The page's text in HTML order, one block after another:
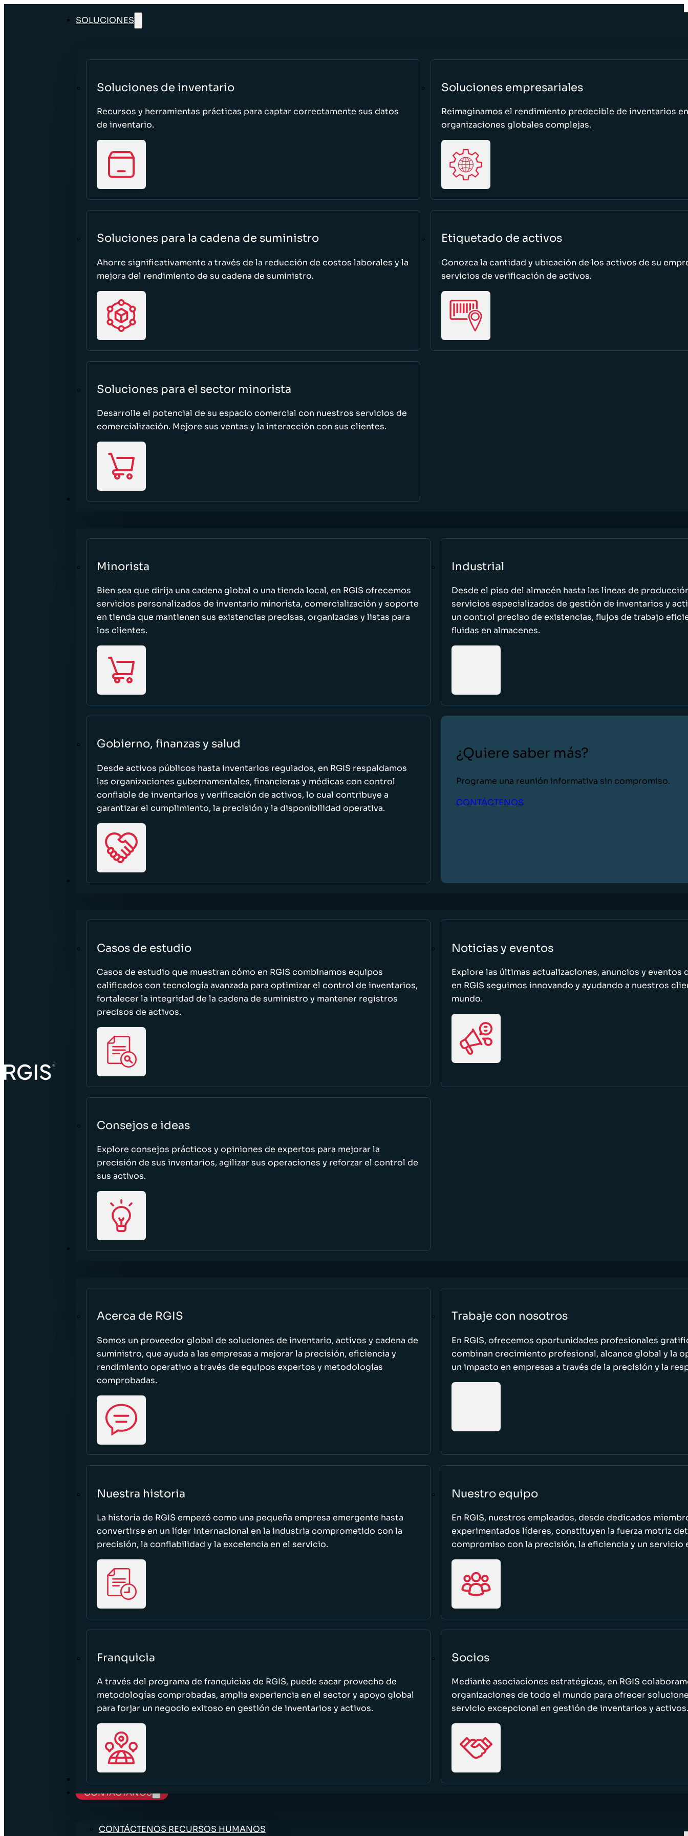
SOLUCIONES
Soluciones de inventario
Recursos y herramientas prácticas para captar correctamente sus datos
de inventario.
Soluciones empresariales
Reimaginamos el rendimiento predecible de inventarios en
organizaciones globales complejas.
Soluciones para la cadena de suministro
Ahorre significativamente a través de la reducción de costos laborales y la
mejora del rendimiento de su cadena de suministro.
Etiquetado de activos
Conozca la cantidad y ubicación de los activos de su
servicios de verificación de activos.
Soluciones para el sector minorista
Desarrolle el potencial de su espacio comercial con nuestros servicios de
comercialización. Mejore sus ventas y la interacción con sus clientes.
SECTORES
Minorista
Bien sea que dirija una cadena global o una tienda local, en RGIS ofrecemos
servicios personalizados de inventario minorista, comercialización y soporte
en tienda que mantienen sus existencias precisas, organizadas y listas para
los clientes.
Industrial
Desde el piso del almacén hasta las líneas de
servicios especializados de gestión de inventarios y
un control preciso de existencias, flujos de trabajo
fluidas en almacenes.
Gobierno, finanzas y salud
Desde activos públicos hasta inventarios regulados, en RGIS respaldamos
las organizaciones gubernamentales, financieras y médicas con control
confiable de inventarios y verificación de activos, lo cual contribuye a
garantizar el cumplimiento, la precisión y la disponibilidad operativa.
¿Quiere saber más?
Programe una reunión informativa sin compromiso.
CONTÁCTENOS
RECURSOS
Casos de estudio
Casos de estudio que muestran cómo en RGIS combinamos equipos
calificados con tecnología avanzada para optimizar el control de inventarios,
fortalecer la integridad de la cadena de suministro y mantener registros
precisos de activos.
Noticias y eventos
Explore las últimas actualizaciones, anuncios y eventos
en RGIS seguimos innovando y ayudando a nuestros
mundo.
Consejos e ideas
Explore consejos prácticos y opiniones de expertos para mejorar la
precisión de sus inventarios, agilizar sus operaciones y reforzar el control de
sus activos.
ACERCA DE
Acerca de RGIS
Somos un proveedor global de soluciones de inventario, activos y cadena de
suministro, que ayuda a las empresas a mejorar la precisión, eficiencia y
rendimiento operativo a través de equipos expertos y metodologías
comprobadas.
Trabaje con nosotros
En RGIS, ofrecemos oportunidades profesionales
combinan crecimiento profesional, alcance global y la
un impacto en empresas a través de la precisión y la
Nuestra historia
La historia de RGIS empezó como una pequeña empresa emergente hasta
convertirse en un líder internacional en la industria comprometido con la
precisión, la confiabilidad y la excelencia en el servicio.
Nuestro equipo
En RGIS, nuestros empleados, desde dedicados
experimentados líderes, constituyen la fuerza motriz
compromiso con la precisión, la eficiencia y un servicio
Franquicia
A través del programa de franquicias de RGIS, puede sacar provecho de
metodologías comprobadas, amplia experiencia en el sector y apoyo global
para forjar un negocio exitoso en gestión de inventarios y activos.
Socios
Mediante asociaciones estratégicas, en RGIS
organizaciones de todo el mundo para ofrecer
servicio excepcional en gestión de inventarios y activos.
TRABAJE CON NOSOTROS
CONTÁCTANOS
CONTÁCTENOS RECURSOS HUMANOS